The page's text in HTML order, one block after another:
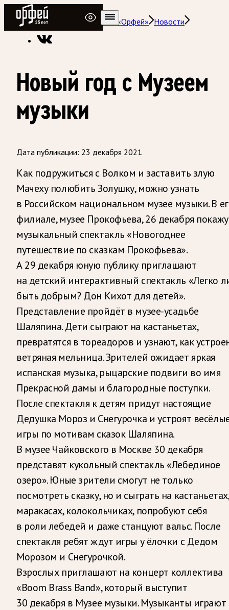
Радио Орфей
Радио классической музыки «Орфей» Новости
Новый год с Музеем
музыки
Дата публикации: 23 декабря 2021
Как подружиться с Волком и заставить злую
Мачеху полюбить Золушку, можно узнать
в Российском национальном музее музыки. В
филиале, музее Прокофьева, 26 декабря
музыкальный спектакль «Новогоднее
путешествие по сказкам Прокофьева».
А 29 декабря юную публику приглашают
на детский интерактивный спектакль «Легко
быть добрым? Дон Кихот для детей».
Представление пройдёт в музее-усадьбе
Шаляпина. Дети сыграют на кастаньетах,
превратятся в тореадоров и узнают, как
ветряная мельница. Зрителей ожидает яркая
испанская музыка, рыцарские подвиги во имя
Прекрасной дамы и благородные поступки.
После спектакля к детям придут настоящие
Дедушка Мороз и Снегурочка и устроят
игры по мотивам сказок Шаляпина.
В музее Чайковского в Москве 30 декабря
представят кукольный спектакль «Лебединое
озеро». Юные зрители смогут не только
посмотреть сказку, но и сыграть на кастаньетах,
маракасах, колокольчиках, попробуют себя
в роли лебедей и даже станцуют вальс. После
спектакля ребят ждут игры у ёлочки с Дедом
Морозом и Снегурочкой.
Взрослых приглашают на концерт коллектива
«Boom Brass Band», который выступит
30 декабря в Музее музыки. Музыканты играют